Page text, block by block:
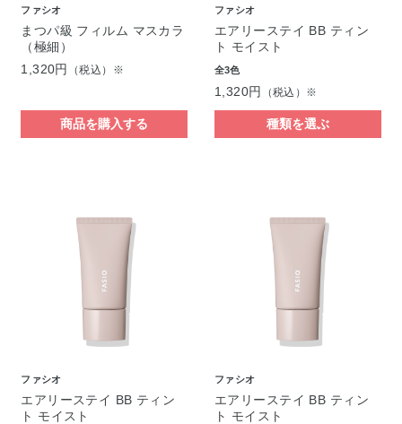
ファシオ
まつパ級 フィルム マスカラ
（極細）
1,320円
（税込）※
商品を購入する
ファシオ
エアリーステイ BB ティン
ト モイスト
全3色
1,320円 （税込）※
種類を選ぶ
ファシオ
エアリーステイ BB ティン
ト モイスト
ファシオ
エアリーステイ BB ティン
ト モイスト